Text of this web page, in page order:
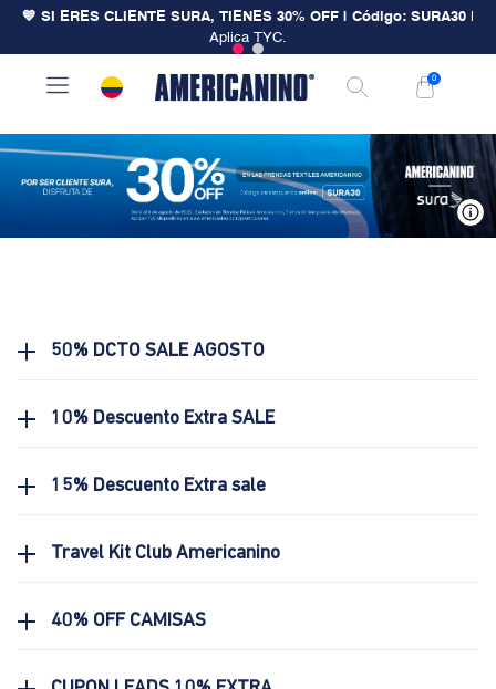
💙 SI ERES CLIENTE SURA, TIENES 30% OFF | Código: SURA30
Aplica TYC.
0
50% DCTO SALE AGOSTO
10% Descuento Extra SALE
15% Descuento Extra sale
Travel Kit Club Americanino
40% OFF CAMISAS